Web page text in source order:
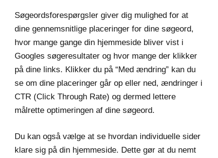
Søgeordsforespørgsler giver dig mulighed for at
dine gennemsnitlige placeringer for dine søgeord,
hvor mange gange din hjemmeside bliver vist i
Googles søgeresultater og hvor mange der klikker
på dine links. Klikker du på “Med ændring” kan du
se om dine placeringer går op eller ned, ændringer i
CTR (Click Through Rate) og dermed lettere
målrette optimeringen af dine søgeord.
Du kan også vælge at se hvordan individuelle sider
klare sig på din hjemmeside. Dette gør at du nemt